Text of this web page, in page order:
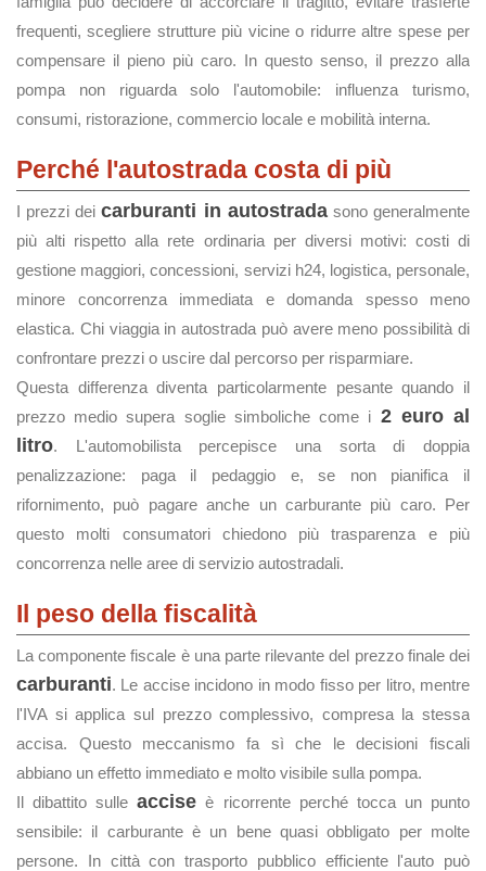
frequenti, scegliere strutture più vicine o ridurre altre spese per
compensare il pieno più caro. In questo senso, il prezzo alla
pompa non riguarda solo l'automobile: influenza turismo,
consumi, ristorazione, commercio locale e mobilità interna.
Perché l'autostrada costa di più
I prezzi deicarburanti in autostradasono generalmente
più alti rispetto alla rete ordinaria per diversi motivi: costi di
gestione maggiori, concessioni, servizi h24, logistica, personale,
minore concorrenza immediata e domanda spesso meno
elastica. Chi viaggia in autostrada può avere meno possibilità di
confrontare prezzi o uscire dal percorso per risparmiare.
Questa differenza diventa particolarmente pesante quando il
prezzo medio supera soglie simboliche come i 2 euro al
litro. L'automobilista percepisce una sorta di doppia
penalizzazione: paga il pedaggio e, se non pianifica il
rifornimento, può pagare anche un carburante più caro. Per
questo molti consumatori chiedono più trasparenza e più
concorrenza nelle aree di servizio autostradali.
Il peso della fiscalità
La componente fiscale è una parte rilevante del prezzo finale dei
carburanti. Le accise incidono in modo fisso per litro, mentre
l'IVA si applica sul prezzo complessivo, compresa la stessa
accisa. Questo meccanismo fa sì che le decisioni fiscali
abbiano un effetto immediato e molto visibile sulla pompa.
Il dibattito sulleaccise è ricorrente perché tocca un punto
sensibile: il carburante è un bene quasi obbligato per molte
persone. In città con trasporto pubblico efficiente l'auto può